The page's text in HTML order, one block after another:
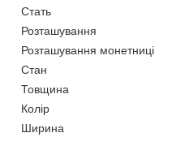
Стать
Розташування
Розташування монетниці
Стан
Товщина
Колір
Ширина